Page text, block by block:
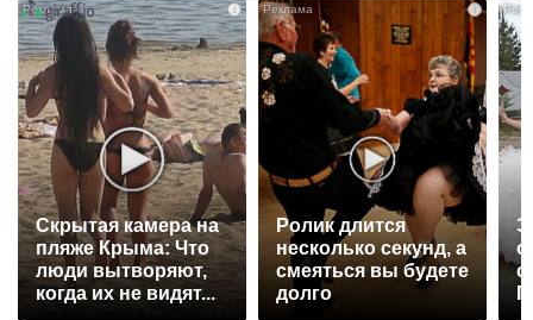
i
Скрытая камера на
пляже Крыма: Что
люди вытворяют,
когда их не видят...
Ролик длится
несколько секунд, а
смеяться вы будете
долго